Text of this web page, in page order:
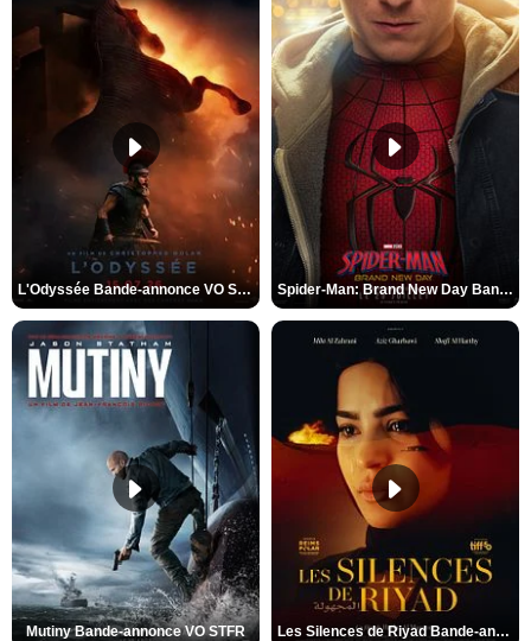
L'Odyssée Bande-annonce VO STFR Spider-Man: Brand New Day Bande-annonce VO STFR
Mutiny Bande-annonce VO STFR Les Silences de Riyad Bande-annonce VO STFR